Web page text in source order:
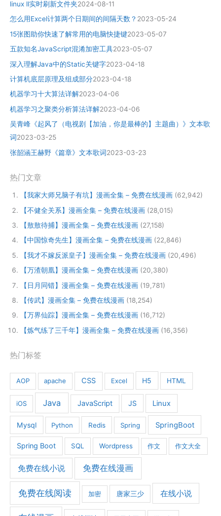
linux ll实时刷新文件夹2024-08-11
怎么用Excel计算两个日期间的间隔天数？ 2023-05-24
15张图助你快速了解常用的电脑快捷键2023-05-07
五款知名JavaScript混淆加密工具2023-05-07
深入理解Java中的Static关键字2023-04-18
计算机底层原理及组成部分2023-04-18
机器学习十大算法详解2023-04-06
机器学习之聚类分析算法详解2023-04-06
吴青峰《起风了（电视剧【加油，你是最棒的】主题曲）》文本歌
词2023-03-25
张韶涵王赫野《篇章》文本歌词2023-03-23
热门文章
【我家大师兄脑子有坑】漫画全集 – 免费在线漫画 (62,942)
【不健全关系】漫画全集 – 免费在线漫画 (28,015)
【敖敖待捕】漫画全集 – 免费在线漫画 (27,158)
【中国惊奇先生】漫画全集 – 免费在线漫画 (22,846)
【我才不嫁反派皇子】漫画全集 – 免费在线漫画 (20,496)
【万渣朝凰】漫画全集 – 免费在线漫画 (20,380)
【日月同错】漫画全集 – 免费在线漫画 (19,781)
【传武】漫画全集 – 免费在线漫画 (18,254)
【万界仙踪】漫画全集 – 免费在线漫画 (16,712)
【炼气练了三千年】漫画全集 – 免费在线漫画 (16,356)
热门标签
AOP apache CSS Excel H5 HTML
iOS Java JavaScript JS Linux
Mysql Python Redis Spring SpringBoot
Spring Boot SQL Wordpress 作文 作文大全
免费在线小说 免费在线漫画
免费在线阅读 加密 唐家三少 在线小说